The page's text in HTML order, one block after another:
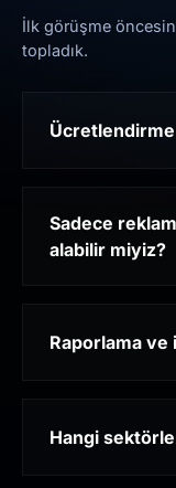
İlk görüşme
topladık.
Ücretlendirme
Sadece
alabilir miyiz?
Raporlama ve
Hangi